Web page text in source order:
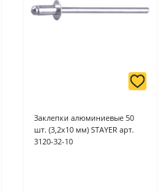
Заклепки алюминиевые 50
шт. (3,2х10 мм) STAYER арт.
3120-32-10